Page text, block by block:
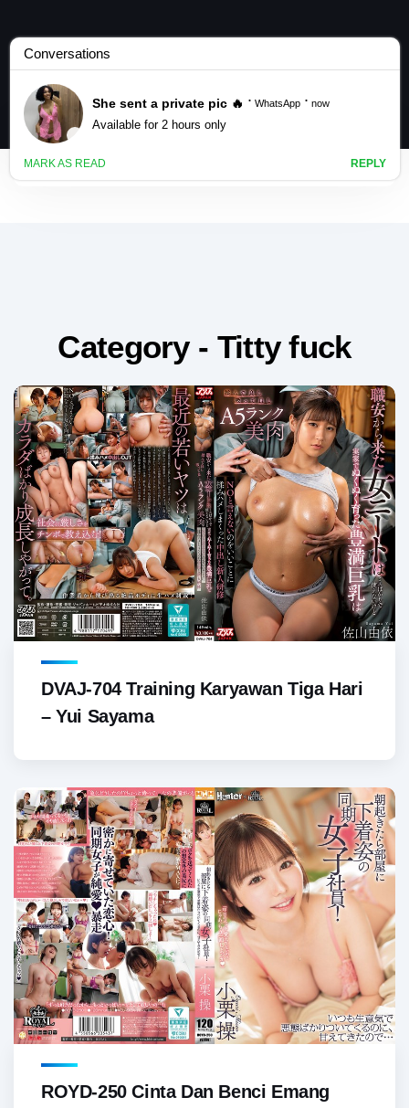
Category - Titty fuck
DVAJ-704 Training Karyawan Tiga Hari
– Yui Sayama
ROYD-250 Cinta Dan Benci Emang